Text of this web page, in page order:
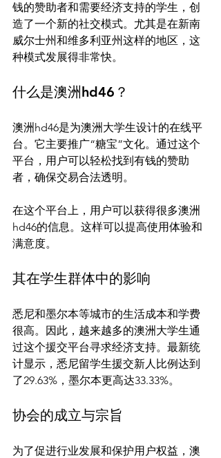
钱的赞助者和需要经济支持的学生，创
造了一个新的社交模式。尤其是在新南
威尔士州和维多利亚州这样的地区，这
什么是澳洲hd46？
澳洲hd46是为澳洲大学生设计的在线平
台。它主要推广“糖宝”文化。通过这个
平台，用户可以轻松找到有钱的赞助
者，确保交易合法透明。
在这个平台上，用户可以获得很多澳洲
hd46的信息。这样可以提高使用体验和
其在学生群体中的影响
悉尼和墨尔本等城市的生活成本和学费
很高。因此，越来越多的澳洲大学生通
过这个援交平台寻求经济支持。最新统
计显示，悉尼留学生援交新人比例达到
协会的成立与宗旨
为了促进行业发展和保护用户权益，澳